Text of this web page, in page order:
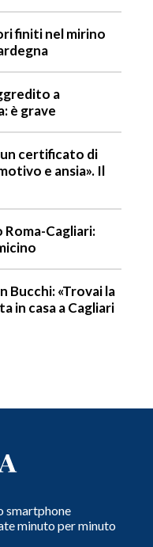
finiti nel mirino
a
è grave
certificato di
e ansia». Il
Roma-Cagliari:
Bucchi: «Trovai la
in casa a Cagliari
smartphone
minuto per minuto